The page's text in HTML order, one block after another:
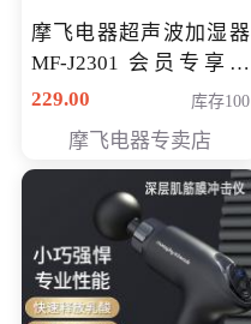
摩飞电器超声波加湿器
MF-J2301 会员专享价
168元
229.00 库存100
摩飞电器专卖店